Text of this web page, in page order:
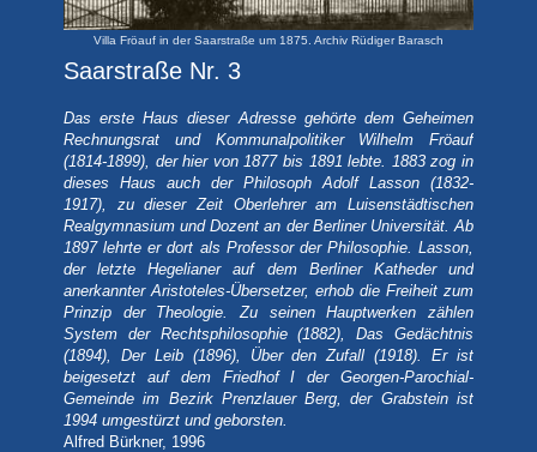
Villa Fröauf in der Saarstraße um 1875. Archiv Rüdiger Barasch
Saarstraße Nr. 3
Das erste Haus dieser Adresse gehörte dem Geheimen
Rechnungsrat und Kommunalpolitiker Wilhelm Fröauf
(1814-1899), der hier von 1877 bis 1891 lebte. 1883 zog in
dieses Haus auch der Philosoph Adolf Lasson (1832-
1917), zu dieser Zeit Oberlehrer am Luisenstädtischen
Realgymnasium und Dozent an der Berliner Universität. Ab
1897 lehrte er dort als Professor der Philosophie. Lasson,
der letzte Hegelianer auf dem Berliner Katheder und
anerkannter Aristoteles-Übersetzer, erhob die Freiheit zum
Prinzip der Theologie. Zu seinen Hauptwerken zählen
System der Rechtsphilosophie (1882), Das Gedächtnis
(1894), Der Leib (1896), Über den Zufall (1918). Er ist
beigesetzt auf dem Friedhof I der Georgen-Parochial-
Gemeinde im Bezirk Prenzlauer Berg, der Grabstein ist
1994 umgestürzt und geborsten.
Alfred Bürkner, 1996